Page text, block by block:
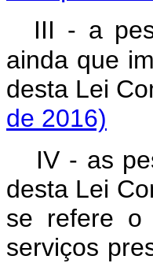
III - a
ainda que
desta Lei
de 2016)
IV - as
desta Lei
se refere o
serviços